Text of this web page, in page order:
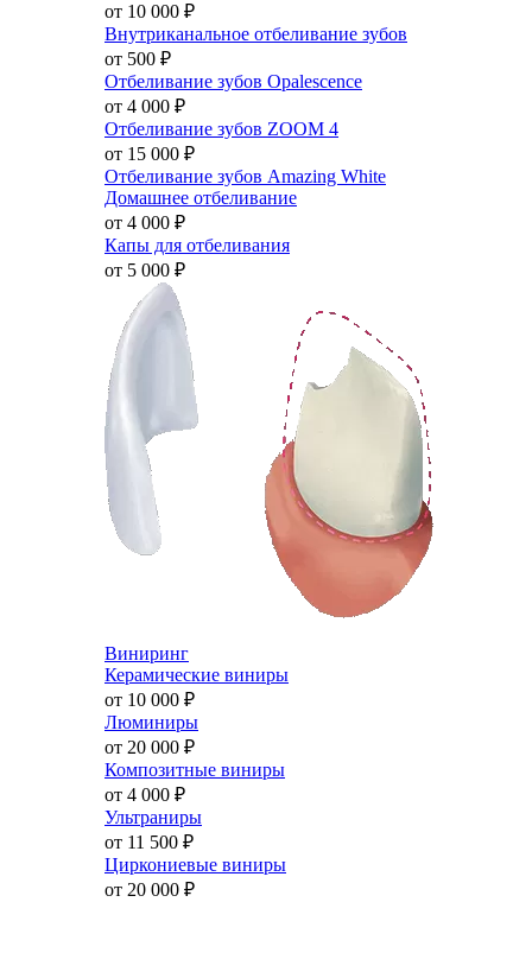
от 10 000 ₽
Внутриканальное отбеливание зубов
от 500 ₽
Отбеливание зубов Opalescence
от 4 000 ₽
Отбеливание зубов ZOOM 4
от 15 000 ₽
Отбеливание зубов Amazing White
Домашнее отбеливание
от 4 000 ₽
Капы для отбеливания
от 5 000 ₽
Виниринг
Керамические виниры
от 10 000 ₽
Люминиры
от 20 000 ₽
Композитные виниры
от 4 000 ₽
Ультраниры
от 11 500 ₽
Циркониевые виниры
от 20 000 ₽